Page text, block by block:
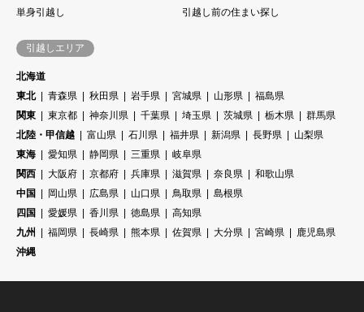
単身引越し
引越し前の住まい探し
引越しエリア
北海道
東北
青森県 秋田県 岩手県 宮城県 山形県
福島県
関東
東京都 神奈川県 千葉県 埼玉県 茨城県 栃木県
群馬県
北陸・甲信越
富山県 石川県 福井県 新潟県 長野県
山梨県
東海
愛知県 静岡県 三重県
岐阜県
関西
大阪府 京都府 兵庫県 滋賀県 奈良県
和歌山県
中国
岡山県 広島県 山口県 鳥取県
島根県
四国
愛媛県 香川県 徳島県
高知県
九州
福岡県 長崎県 熊本県 佐賀県 大分県 宮崎県
鹿児島県
沖縄